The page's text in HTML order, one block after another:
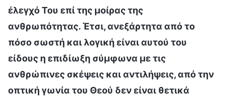
έλεγχό Του επί της μοίρας της
ανθρωπότητας. Έτσι, ανεξάρτητα από το
πόσο σωστή και λογική είναι αυτού του
είδους η επιδίωξη σύμφωνα με τις
ανθρώπινες σκέψεις και αντιλήψεις, από την
οπτική γωνία του Θεού δεν είναι θετικά